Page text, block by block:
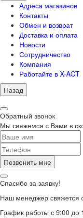
Адреса магазинов
Контакты
Обмен и возврат
Доставка и оплата
Новости
Сотрудничество
Компания
Работайте в X-ACT
Назад
Обратный звонок
Мы свяжемся с Вами в
Позвонить мне
Спасибо за заявку!
Наш менеджер свяжется
График работы с 9:00 до